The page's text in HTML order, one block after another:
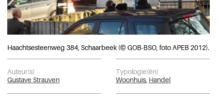
Haachtsesteenweg 384, Schaarbeek (© GOB-BSO, foto APEB 2012).
Auteur(s)
Gustave Strauven
Typologie(ën)
Woonhuis Handel